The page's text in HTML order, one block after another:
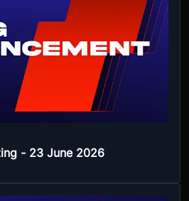
- 23 June 2026